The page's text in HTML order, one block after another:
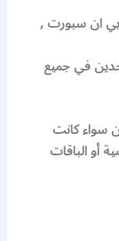
بي ان سبورت ,
في جميع
سواء كانت
أو الباقات